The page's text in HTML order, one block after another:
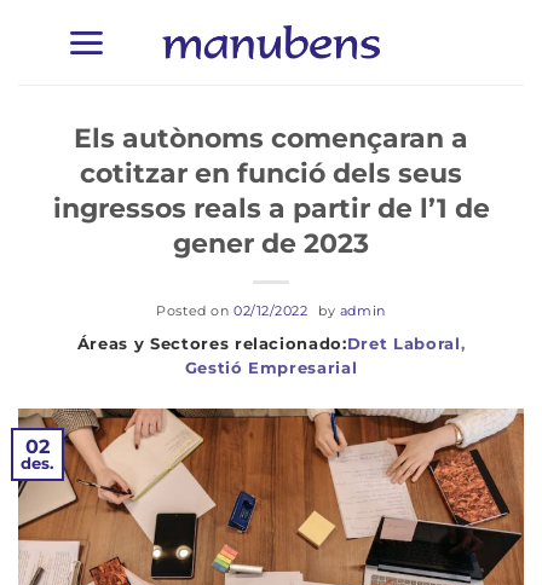
Dret Laboral,
Gestió Empresarial
Els autònoms començaran a
cotitzar en funció dels seus
ingressos reals a partir de l’1 de
gener de 2023
Posted on 02/12/2022 by admin
02
des.